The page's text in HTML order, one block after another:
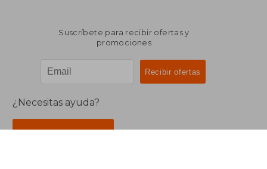
Suscríbete para recibir ofertas y
promociones
¿Necesitas ayuda?